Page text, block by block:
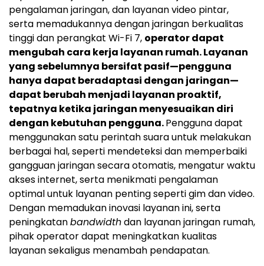
pengalaman jaringan, dan layanan video pintar,
serta memadukannya dengan jaringan berkualitas
tinggi dan perangkat Wi-Fi 7, operator dapat
mengubah cara kerja layanan rumah. Layanan
yang sebelumnya bersifat pasif—pengguna
hanya dapat beradaptasi dengan jaringan—
dapat berubah menjadi layanan proaktif,
tepatnya ketika jaringan menyesuaikan diri
dengan kebutuhan pengguna.Pengguna dapat
menggunakan satu perintah suara untuk melakukan
berbagai hal, seperti mendeteksi dan memperbaiki
gangguan jaringan secara otomatis, mengatur waktu
akses internet, serta menikmati pengalaman
optimal untuk layanan penting seperti gim dan video.
Dengan memadukan inovasi layanan ini, serta
peningkatanbandwidthdan layanan jaringan rumah,
pihak operator dapat meningkatkan kualitas
layanan sekaligus menambah pendapatan.